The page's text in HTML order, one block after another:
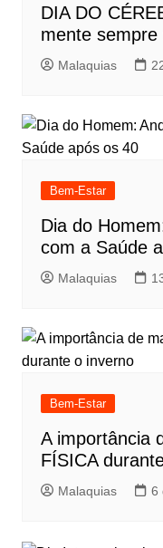
DIA DO
mente
Malaquias
Bem-Estar
Dia do
com a Saúde
Malaquias
Bem-Estar
A importância
FÍSICA
Malaquias 6